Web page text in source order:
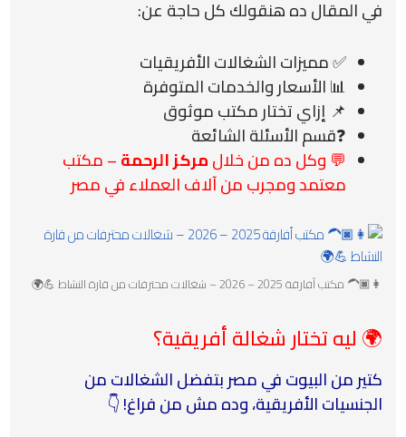
في المقال ده هنقولك كل حاجة عن:
✅ مميزات الشغالات الأفريقيات
📊 الأسعار والخدمات المتوفرة
📌 إزاي تختار مكتب موثوق
❓قسم الأسئلة الشائعة
💬 وكل ده من خلالمركز الرحمة– مكتب
معتمد ومجرب من آلاف العملاء في مصر
👩🏿‍🦱 مكتب أفارقة 2025 – 2026 – شغالات محترفات من قارة النشاط 💪🌍
🌍 ليه تختار شغالة أفريقية؟
كتير من البيوت في مصر بتفضل الشغالات من
الجنسيات الأفريقية، وده مش من فراغ! 👇